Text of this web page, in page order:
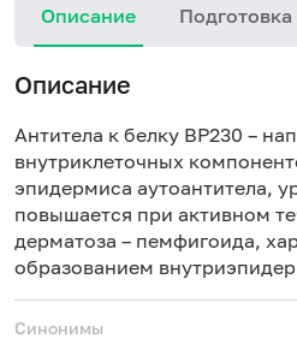
Описание
Описание
Антитела к белку BP230 –
внутриклеточных
эпидермиса аутоантитела,
повышается при активном
дерматоза – пемфигоида,
образованием
Синонимы